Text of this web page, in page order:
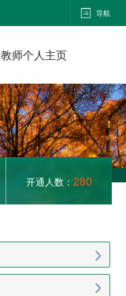
导航
教师个人主页
开通人数： 280